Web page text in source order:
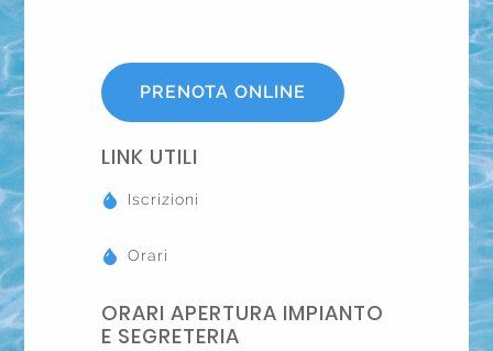
PRENOTA ONLINE
LINK UTILI
Iscrizioni
Orari
ORARI APERTURA IMPIANTO
E SEGRETERIA